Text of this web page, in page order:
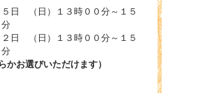
５日 （日）１３時００分～１５
日 （日）１３時００分～１５
かお選びいただけます）